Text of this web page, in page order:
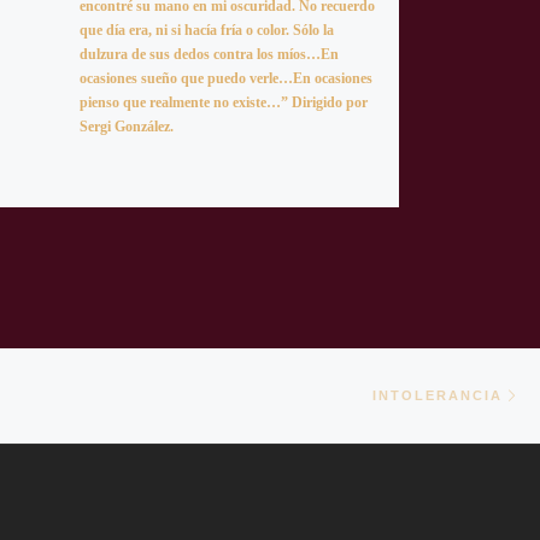
encontré su mano en mi oscuridad. No recuerdo
que día era, ni si hacía fría o color. Sólo la
dulzura de sus dedos contra los míos…En
ocasiones sueño que puedo verle…En ocasiones
pienso que realmente no existe…” Dirigido por
Sergi González.
INTOLERANCIA